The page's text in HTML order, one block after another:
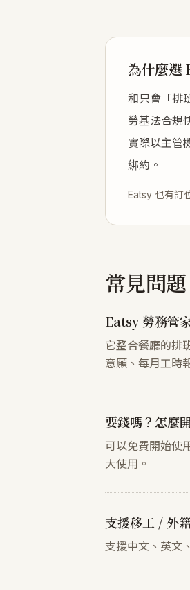
為什麼選
和只會「排
勞基法合規
實際以主管
綁約。
Eatsy 也有訂
常見問題
Eatsy 勞務管
它整合餐廳的排
意願、每月工時
要錢嗎？怎麼
可以免費開始使
大使用。
支援移工 / 外
支援中文、英文